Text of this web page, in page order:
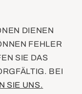
DIENEN
FEHLER
SIE DAS
BEI
SIE UNS.